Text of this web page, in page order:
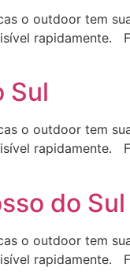
o outdoor tem
rapidamente.
Sul
o outdoor tem
rapidamente.
do Sul
o outdoor tem
rapidamente.